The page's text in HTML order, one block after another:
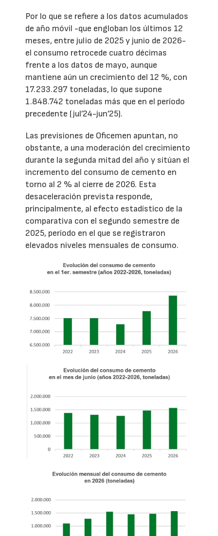
Por lo que se refiere a los datos acumulados
de año móvil -que engloban los últimos 12
meses, entre julio de 2025 y junio de 2026-
el consumo retrocede cuatro décimas
frente a los datos de mayo, aunque
mantiene aún un crecimiento del 12 %, con
17.233.297 toneladas, lo que supone
1.848.742 toneladas más que en el período
precedente (jul’24-jun’25).
Las previsiones de Oficemen apuntan, no
obstante, a una moderación del crecimiento
durante la segunda mitad del año y sitúan el
incremento del consumo de cemento en
torno al 2 % al cierre de 2026. Esta
desaceleración prevista responde,
principalmente, al efecto estadístico de la
comparativa con el segundo semestre de
2025, período en el que se registraron
elevados niveles mensuales de consumo.